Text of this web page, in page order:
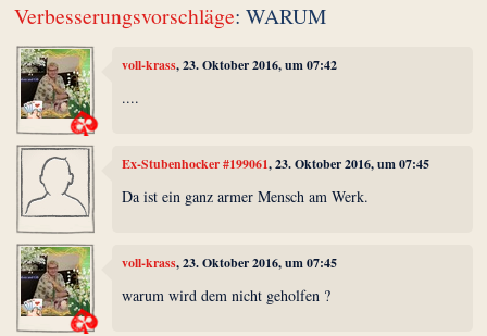
Verbesserungsvorschläge: WARUM
voll-krass, 23. Oktober 2016, um 07:42
....
Ex-Stubenhocker #199061, 23. Oktober 2016, um 07:45
Da ist ein ganz armer Mensch am Werk.
voll-krass, 23. Oktober 2016, um 07:45
warum wird dem nicht geholfen ?